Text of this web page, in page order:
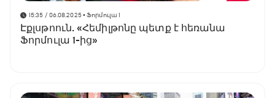
15:35 / 06.08.2025• Ֆորմուլա 1
Էքլսթոուն. «Հեմիլթոնը պետք է հեռանա
Ֆորմուլա 1-ից»